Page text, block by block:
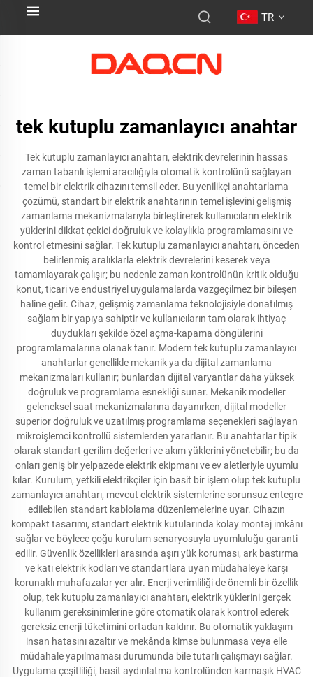
TR
tek kutuplu zamanlayıcı anahtar
Tek kutuplu zamanlayıcı anahtarı, elektrik devrelerinin hassas
zaman tabanlı işlemi aracılığıyla otomatik kontrolünü sağlayan
temel bir elektrik cihazını temsil eder. Bu yenilikçi anahtarlama
çözümü, standart bir elektrik anahtarının temel işlevini gelişmiş
zamanlama mekanizmalarıyla birleştirerek kullanıcıların elektrik
yüklerini dikkat çekici doğruluk ve kolaylıkla programlamasını ve
kontrol etmesini sağlar. Tek kutuplu zamanlayıcı anahtarı, önceden
belirlenmiş aralıklarla elektrik devrelerini keserek veya
tamamlayarak çalışır; bu nedenle zaman kontrolünün kritik olduğu
konut, ticari ve endüstriyel uygulamalarda vazgeçilmez bir bileşen
haline gelir. Cihaz, gelişmiş zamanlama teknolojisiyle donatılmış
sağlam bir yapıya sahiptir ve kullanıcıların tam olarak ihtiyaç
duydukları şekilde özel açma-kapama döngülerini
programlamalarına olanak tanır. Modern tek kutuplu zamanlayıcı
anahtarlar genellikle mekanik ya da dijital zamanlama
mekanizmaları kullanır; bunlardan dijital varyantlar daha yüksek
doğruluk ve programlama esnekliği sunar. Mekanik modeller
geleneksel saat mekanizmalarına dayanırken, dijital modeller
süperior doğruluk ve uzatılmış programlama seçenekleri sağlayan
mikroişlemci kontrollü sistemlerden yararlanır. Bu anahtarlar tipik
olarak standart gerilim değerleri ve akım yüklerini yönetebilir; bu da
onları geniş bir yelpazede elektrik ekipmanı ve ev aletleriyle uyumlu
kılar. Kurulum, yetkili elektrikçiler için basit bir işlem olup tek kutuplu
zamanlayıcı anahtarı, mevcut elektrik sistemlerine sorunsuz entegre
edilebilen standart kablolama düzenlemelerine uyar. Cihazın
kompakt tasarımı, standart elektrik kutularında kolay montaj imkânı
sağlar ve böylece çoğu kurulum senaryosuyla uyumluluğu garanti
edilir. Güvenlik özellikleri arasında aşırı yük koruması, ark bastırma
ve katı elektrik kodları ve standartlara uyan müdahaleye karşı
korunaklı muhafazalar yer alır. Enerji verimliliği de önemli bir özellik
olup, tek kutuplu zamanlayıcı anahtarı, elektrik yüklerini gerçek
kullanım gereksinimlerine göre otomatik olarak kontrol ederek
gereksiz enerji tüketimini ortadan kaldırır. Bu otomatik yaklaşım
insan hatasını azaltır ve mekânda kimse bulunmasa veya elle
müdahale yapılmaması durumunda bile tutarlı çalışmayı sağlar.
Uygulama çeşitliliği, basit aydınlatma kontrolünden karmaşık HVAC